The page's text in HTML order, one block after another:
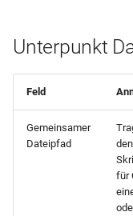
Unterpunkt
Feld
Gemeinsamer
Dateipfad
für